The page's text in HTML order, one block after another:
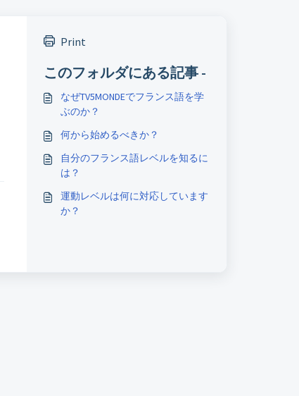
Print
このフォルダにある記事 -
なぜTV5MONDEでフランス語を学
ぶのか？
何から始めるべきか？
自分のフランス語レベルを知るに
は？
運動レベルは何に対応しています
か？